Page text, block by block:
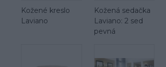
Kožené kreslo
Laviano
Kožená sedačka
Laviano: 2 sed
pevná